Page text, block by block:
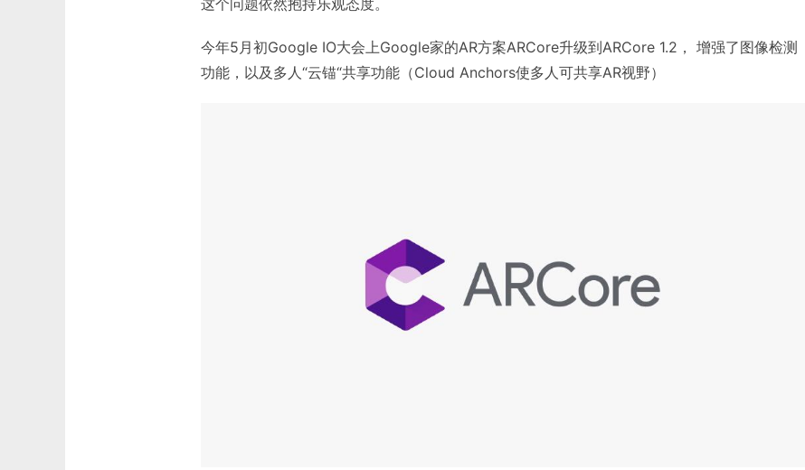
今年5月初Google IO大会上Google家的AR方案ARCore升级到ARCore 1.2， 增强了图像检测
功能，以及多人“云锚“共享功能（Cloud Anchors使多人可共享AR视野）